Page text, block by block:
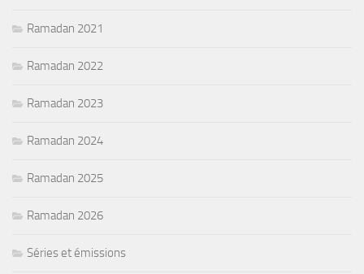
Ramadan 2021
Ramadan 2022
Ramadan 2023
Ramadan 2024
Ramadan 2025
Ramadan 2026
Séries et émissions